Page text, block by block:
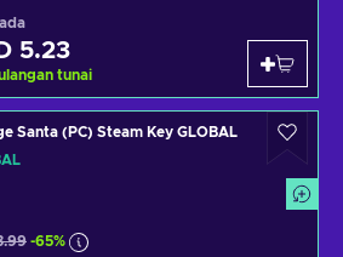
5.23
tunai
Santa (PC) Steam Key GLOBAL
-65%